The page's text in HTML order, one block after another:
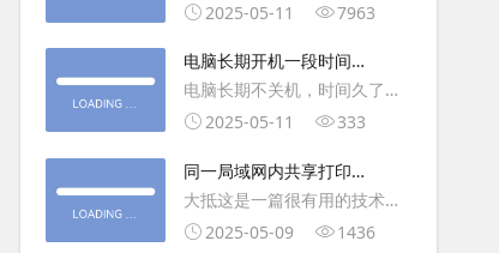
荷兰/印尼/西班牙/西班牙语/意
大利
WINDOWS虚拟主机，如
操作虚拟主机，鼠标会非常
钝，这是因为虚拟机没有鼠标
驱动，通过安装vmwaretool后
就可以解决此问
2025-05-11 7963
电脑长期开机一段时间就
卡顿怎么处理
电脑长期不关机，时间久了就
会一直卡，CPU和内存都没占
久，打开任务管理器5秒钟。一
般重启下电脑就可以了或重启
下资源管理器(explorer.exe进
2025-05-11 333
同一局域网内共享打印机
的连接及相关问题解决方
法
大抵这是一篇很有用的技术教
程文章吧！涉及的内容普遍而
2025-05-09 1436